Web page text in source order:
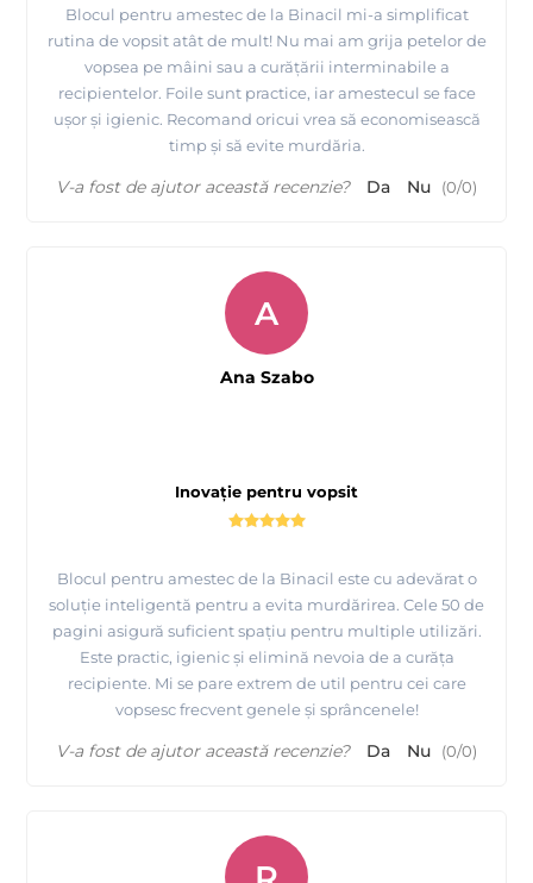
Blocul pentru amestec de la Binacil mi-a simplificat
rutina de vopsit atât de mult! Nu mai am grija petelor de
vopsea pe mâini sau a curățării interminabile a
recipientelor. Foile sunt practice, iar amestecul se face
ușor și igienic. Recomand oricui vrea să economisească
timp și să evite murdăria.
V-a fost de ajutor această recenzie? Da Nu (0/0)
Inovație pentru vopsit
Blocul pentru amestec de la Binacil este cu adevărat o
soluție inteligentă pentru a evita murdărirea. Cele 50 de
pagini asigură suficient spațiu pentru multiple utilizări.
Este practic, igienic și elimină nevoia de a curăța
recipiente. Mi se pare extrem de util pentru cei care
vopsesc frecvent genele și sprâncenele!
A
Ana Szabo
V-a fost de ajutor această recenzie? Da Nu (0/0)